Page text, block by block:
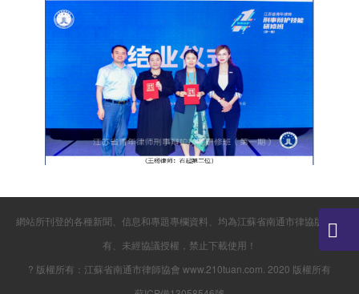
網站所刊登的各種新聞、信息和專題專欄資料、均為江蘇省南通市律協版權所
有、未經協議授權，禁止下載使用！
? 版權所有：江蘇省南通市律師協會 www.210tuan.com. 2020 版權所有